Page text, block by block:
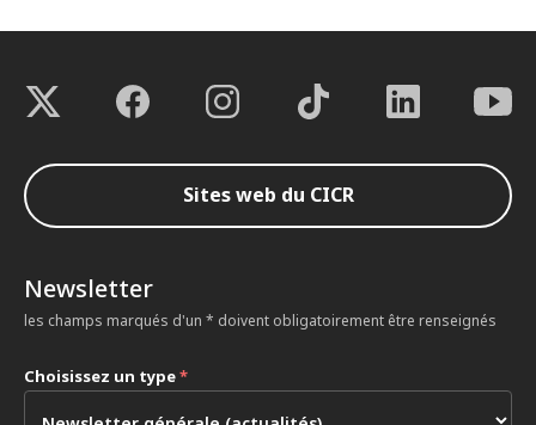
Sites web du CICR
Newsletter
les champs marqués d'un * doivent obligatoirement être renseignés
Choisissez un type*